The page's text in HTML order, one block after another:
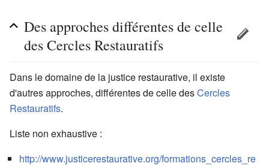
Des approches différentes de celle
des Cercles Restauratifs
Dans le domaine de la justice restaurative, il existe
d'autres approches, différentes de celle desCercles
Restauratifs.
Liste non exhaustive :
http://www.justicerestaurative.org/formations_cercles_re